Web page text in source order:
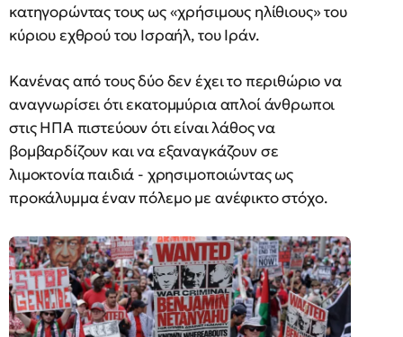
κατηγορώντας τους ως «χρήσιμους ηλίθιους» του
κύριου εχθρού του Ισραήλ, του Ιράν.
Κανένας από τους δύο δεν έχει το περιθώριο να
αναγνωρίσει ότι εκατομμύρια απλοί άνθρωποι
στις ΗΠΑ πιστεύουν ότι είναι λάθος να
βομβαρδίζουν και να εξαναγκάζουν σε
λιμοκτονία παιδιά - χρησιμοποιώντας ως
προκάλυμμα έναν πόλεμο με ανέφικτο στόχο.